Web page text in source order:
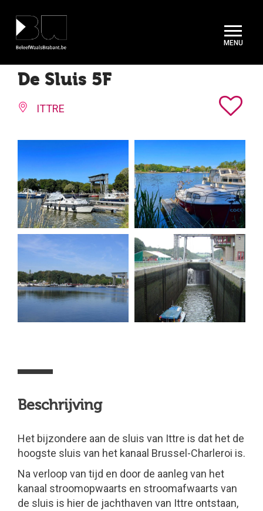
De Sluis 5F
ITTRE
Beschrijving
Het bijzondere aan de sluis van Ittre is dat het de
hoogste sluis van het kanaal Brussel-Charleroi is.
Na verloop van tijd en door de aanleg van het
kanaal stroomopwaarts en stroomafwaarts van
de sluis is hier de jachthaven van Ittre ontstaan,